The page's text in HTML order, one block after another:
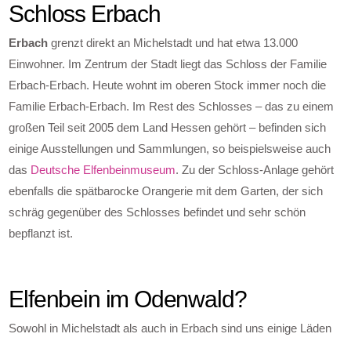
Schloss Erbach
Erbach grenzt direkt an Michelstadt und hat etwa 13.000
Einwohner. Im Zentrum der Stadt liegt das Schloss der Familie
Erbach-Erbach. Heute wohnt im oberen Stock immer noch die
Familie Erbach-Erbach. Im Rest des Schlosses – das zu einem
großen Teil seit 2005 dem Land Hessen gehört – befinden sich
einige Ausstellungen und Sammlungen, so beispielsweise auch
das Deutsche Elfenbeinmuseum. Zu der Schloss-Anlage gehört
ebenfalls die spätbarocke Orangerie mit dem Garten, der sich
schräg gegenüber des Schlosses befindet und sehr schön
bepflanzt ist.
Elfenbein im Odenwald?
Sowohl in Michelstadt als auch in Erbach sind uns einige Läden